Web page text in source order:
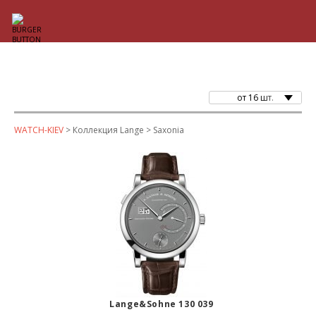
от 16 шт.
WATCH-KIEV > Коллекция Lange > Saxonia
Lange&Sohne 130 039